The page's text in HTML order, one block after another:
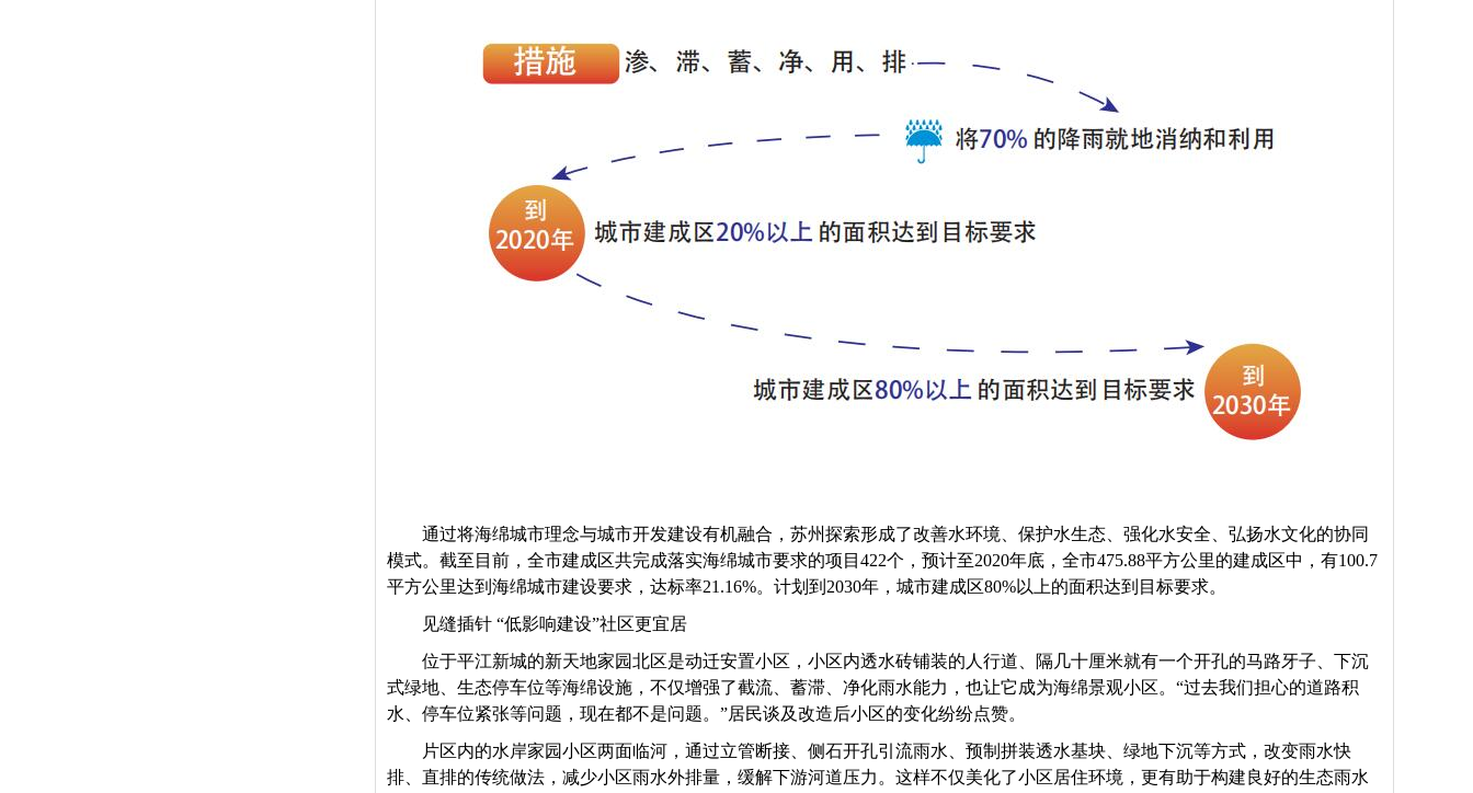
通过将海绵城市理念与城市开发建设有机融合，苏州探索形成了改善水环境、保护水生态、强化水安全、弘扬水文化的协同
模式。截至目前，全市建成区共完成落实海绵城市要求的项目422个，预计至2020年底，全市475.88平方公里的建成区中，有100.7
平方公里达到海绵城市建设要求，达标率21.16%。计划到2030年，城市建成区80%以上的面积达到目标要求。
见缝插针 “低影响建设”社区更宜居
位于平江新城的新天地家园北区是动迁安置小区，小区内透水砖铺装的人行道、隔几十厘米就有一个开孔的马路牙子、下沉
式绿地、生态停车位等海绵设施，不仅增强了截流、蓄滞、净化雨水能力，也让它成为海绵景观小区。“过去我们担心的道路积
水、停车位紧张等问题，现在都不是问题。”居民谈及改造后小区的变化纷纷点赞。
片区内的水岸家园小区两面临河，通过立管断接、侧石开孔引流雨水、预制拼装透水基块、绿地下沉等方式，改变雨水快
排、直排的传统做法，减少小区雨水外排量，缓解下游河道压力。这样不仅美化了小区居住环境，更有助于构建良好的生态雨水